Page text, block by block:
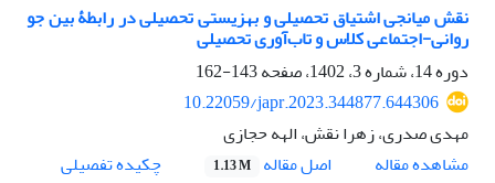
نقش میانجی اشتیاق تحصیلی و بهزیستی تحصیلی در رابطۀ بین جو
روانی-اجتماعی کلاس و تاب‌آوری تحصیلی
دوره 14، شماره 3، 1402، صفحه
143-162
10.22059/japr.2023.344877.644306
مهدی صدری، زهرا نقش، الهه حجازی
مشاهده مقاله
اصل مقاله 1.13 M چکیده تفصیلی